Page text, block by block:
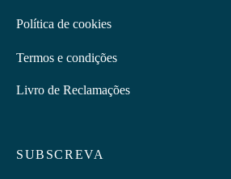
SUBSCREVA
Política de cookies
Termos e condições
Livro de Reclamações